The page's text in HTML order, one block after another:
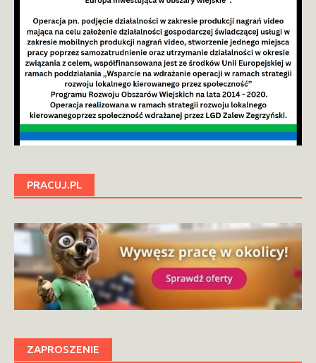
PRACUJ.PL
ZAPROSZENIE